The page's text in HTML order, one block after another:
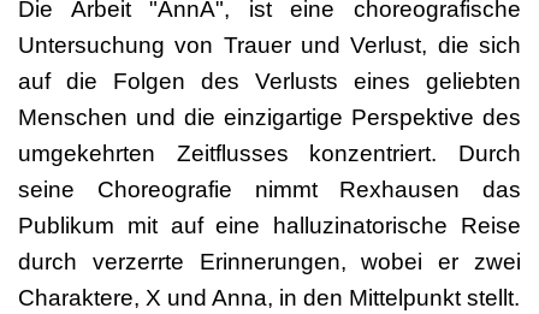
Die Arbeit "AnnA", ist eine choreografische
Untersuchung von Trauer und Verlust, die sich
auf die Folgen des Verlusts eines geliebten
Menschen und die einzigartige Perspektive des
umgekehrten Zeitflusses konzentriert. Durch
seine Choreografie nimmt Rexhausen das
Publikum mit auf eine halluzinatorische Reise
durch verzerrte Erinnerungen, wobei er zwei
Charaktere, X und Anna, in den Mittelpunkt stellt.